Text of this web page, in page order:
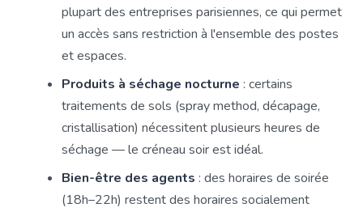
plupart des entreprises parisiennes, ce qui permet
un accès sans restriction à l'ensemble des postes
et espaces.
Produits à séchage nocturne : certains
traitements de sols (spray method, décapage,
cristallisation) nécessitent plusieurs heures de
séchage — le créneau soir est idéal.
Bien-être des agents : des horaires de soirée
(18h–22h) restent des horaires socialement